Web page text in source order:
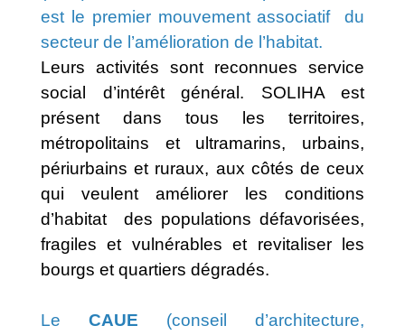
est le premier mouvement associatif du
secteur de l’amélioration de l’habitat.
Leurs activités sont reconnues service
social d’intérêt général. SOLIHA est
présent dans tous les territoires,
métropolitains et ultramarins, urbains,
périurbains et ruraux, aux côtés de ceux
qui veulent améliorer les conditions
d’habitat des populations défavorisées,
fragiles et vulnérables et revitaliser les
bourgs et quartiers dégradés.
Le CAUE (conseil d’architecture,